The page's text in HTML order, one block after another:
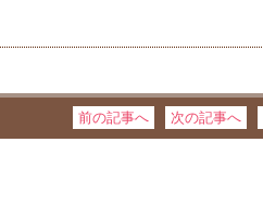
前の記事へ 次の記事へ